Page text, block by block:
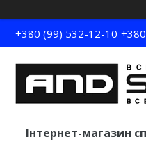
+380 (99) 532-12-10
Інтернет-магазин